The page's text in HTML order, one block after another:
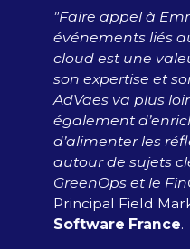
​"Faire appel à
événements liés
cloud est une
son expertise et
AdVaes va plus
également
d’alimenter les
autour de sujets
GreenOps et le
Principal Field
Software France​.